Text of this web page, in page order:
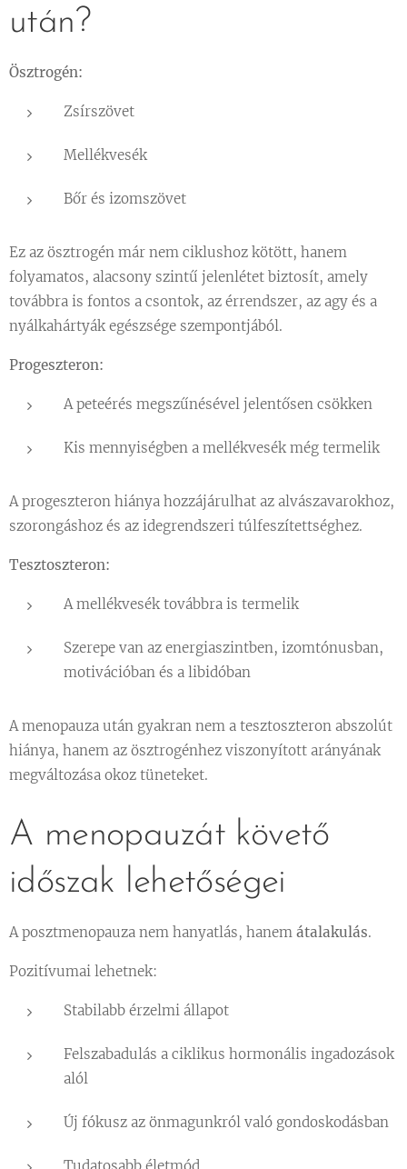
után?
Ösztrogén:
Zsírszövet
Mellékvesék
Bőr és izomszövet
Ez az ösztrogén már nem ciklushoz kötött, hanem
folyamatos, alacsony szintű jelenlétet biztosít, amely
továbbra is fontos a csontok, az érrendszer, az agy és a
nyálkahártyák egészsége szempontjából.
Progeszteron:
A peteérés megszűnésével jelentősen csökken
Kis mennyiségben a mellékvesék még termelik
A progeszteron hiánya hozzájárulhat az alvászavarokhoz,
szorongáshoz és az idegrendszeri túlfeszítettséghez.
Tesztoszteron:
A mellékvesék továbbra is termelik
Szerepe van az energiaszintben, izomtónusban,
motivációban és a libidóban
A menopauza után gyakran nem a tesztoszteron abszolút
hiánya, hanem az ösztrogénhez viszonyított arányának
megváltozása okoz tüneteket.
A menopauzát követő
időszak lehetőségei
A posztmenopauza nem hanyatlás, hanem átalakulás.
Pozitívumai lehetnek:
Stabilabb érzelmi állapot
Felszabadulás a ciklikus hormonális ingadozások
alól
Új fókusz az önmagunkról való gondoskodásban
Tudatosabb életmód